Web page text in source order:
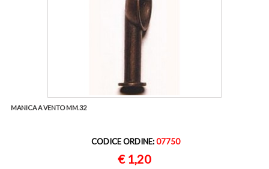
MANICA A VENTO MM.32
CODICE ORDINE:07750
€ 1,20